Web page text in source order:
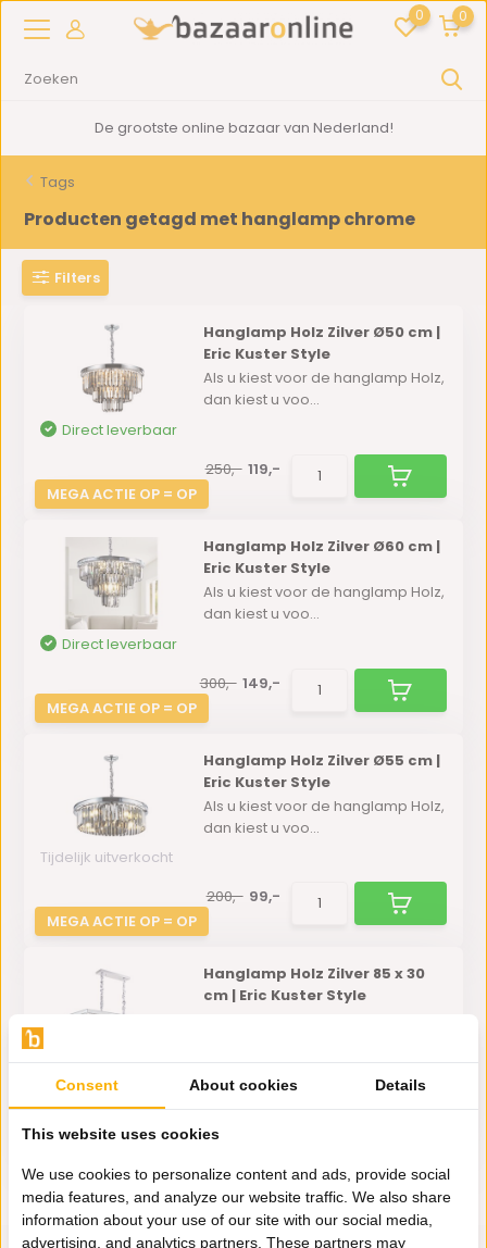
0 0
De grootste online bazaar van Nederland!
Tags
Producten getagd met hanglamp chrome
Filters
MEGA ACTIE OP = OP
Hanglamp Holz Zilver Ø50 cm |
Eric Kuster Style
Als u kiest voor de hanglamp Holz,
dan kiest u voo...
Direct leverbaar
250,- 119,-
MEGA ACTIE OP = OP
Hanglamp Holz Zilver Ø60 cm |
Eric Kuster Style
Als u kiest voor de hanglamp Holz,
dan kiest u voo...
Direct leverbaar
300,- 149,-
MEGA ACTIE OP = OP
Hanglamp Holz Zilver Ø55 cm |
Eric Kuster Style
Als u kiest voor de hanglamp Holz,
dan kiest u voo...
Tijdelijk uitverkocht
200,- 99,-
MEGA ACTIE OP = OP
Hanglamp Holz Zilver 85 x 30
cm | Eric Kuster Style
Tijdelijk uitverkocht
300,- 149,-
Consent About cookies Details
This website uses cookies
We use cookies to personalize content and ads, provide social
media features, and analyze our website traffic. We also share
information about your use of our site with our social media,
advertising, and analytics partners. These partners may